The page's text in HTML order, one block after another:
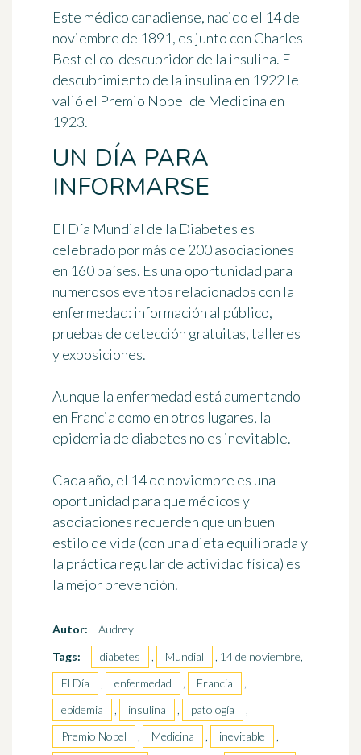
Este médico canadiense, nacido el 14 de
noviembre de 1891, es junto con Charles
Best el co-descubridor de la insulina. El
descubrimiento de la insulina en 1922 le
valió el Premio Nobel de Medicina en
1923.
UN DÍA PARA
INFORMARSE
El Día Mundial de la Diabetes es
celebrado por más de 200 asociaciones
en 160 países. Es una oportunidad para
numerosos eventos relacionados con la
enfermedad: información al público,
pruebas de detección gratuitas, talleres
y exposiciones.
Aunque la enfermedad está aumentando
en Francia como en otros lugares, la
epidemia de diabetes no es inevitable.
Cada año, el 14 de noviembre es una
oportunidad para que médicos y
asociaciones recuerden que un buen
estilo de vida (con una dieta equilibrada y
la práctica regular de actividad física) es
la mejor prevención.
Autor:
Audrey
Tags:
diabetes , Mundial
, 14 de noviembre,
El Día
, enfermedad , Francia
,
epidemia
, insulina , patología
,
Premio Nobel
, Medicina , inevitable
,